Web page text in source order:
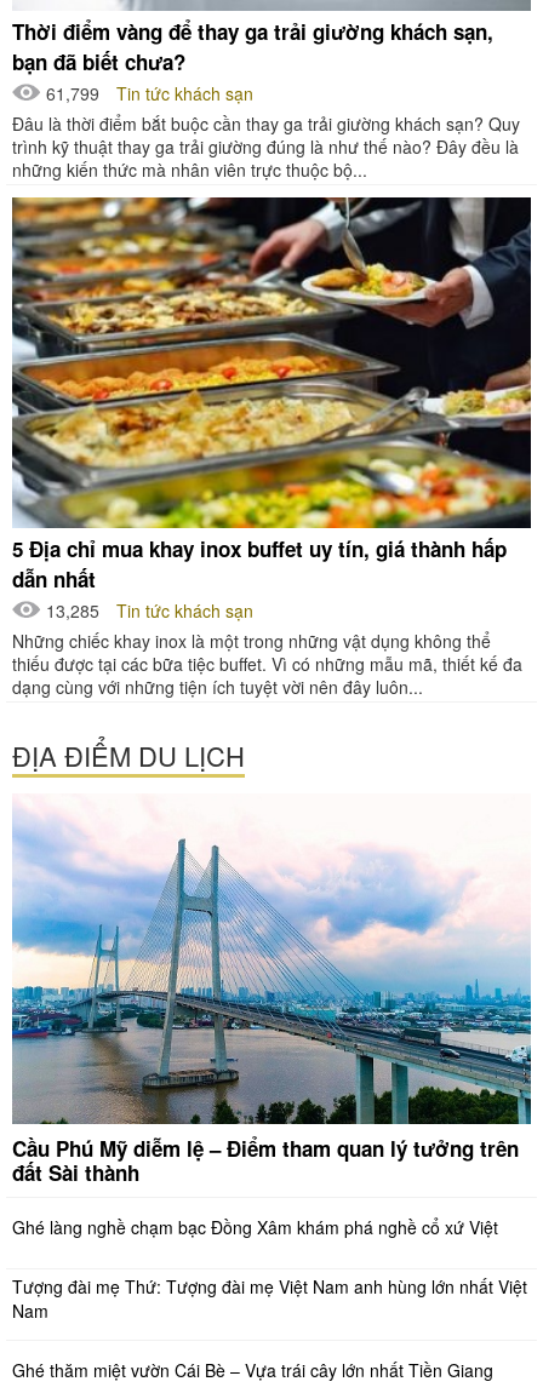
Thời điểm vàng để thay ga trải giường khách sạn,
bạn đã biết chưa?
61,799
Tin tức khách sạn
Đâu là thời điểm bắt buộc cần thay ga trải giường khách sạn? Quy
trình kỹ thuật thay ga trải giường đúng là như thế nào? Đây đều là
những kiến thức mà nhân viên trực thuộc bộ...
5 Địa chỉ mua khay inox buffet uy tín, giá thành hấp
dẫn nhất
13,285
Tin tức khách sạn
Những chiếc khay inox là một trong những vật dụng không thể
thiếu được tại các bữa tiệc buffet. Vì có những mẫu mã, thiết kế đa
dạng cùng với những tiện ích tuyệt vời nên đây luôn...
ĐỊA ĐIỂM DU LỊCH
Cầu Phú Mỹ diễm lệ – Điểm tham quan lý tưởng trên
đất Sài thành
Ghé làng nghề chạm bạc Đồng Xâm khám phá nghề cổ xứ Việt
Tượng đài mẹ Thứ: Tượng đài mẹ Việt Nam anh hùng lớn nhất Việt
Nam
Ghé thăm miệt vườn Cái Bè – Vựa trái cây lớn nhất Tiền Giang